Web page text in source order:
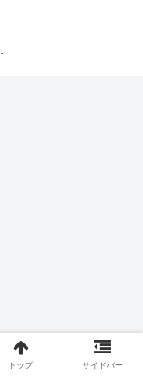
トップ サイドバー